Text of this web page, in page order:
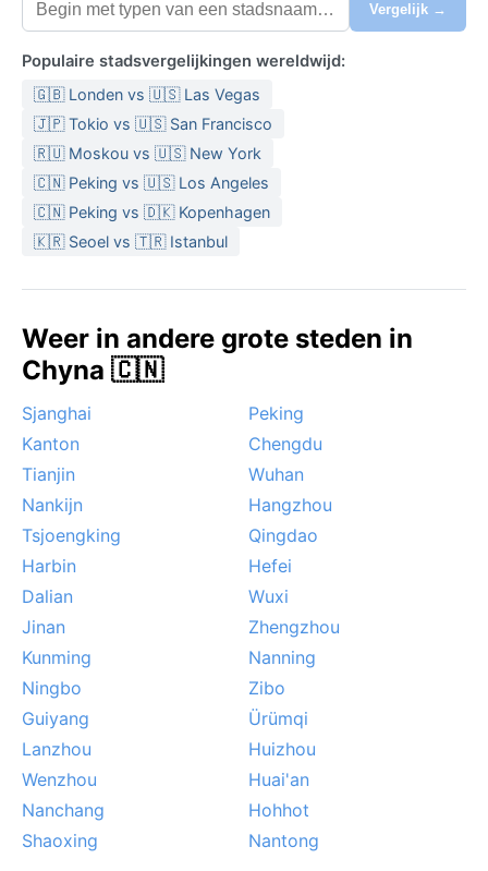
Vergelijk →
Populaire stadsvergelijkingen wereldwijd:
🇬🇧 Londen vs 🇺🇸 Las Vegas
🇯🇵 Tokio vs 🇺🇸 San Francisco
🇷🇺 Moskou vs 🇺🇸 New York
🇨🇳 Peking vs 🇺🇸 Los Angeles
🇨🇳 Peking vs 🇩🇰 Kopenhagen
🇰🇷 Seoel vs 🇹🇷 Istanbul
Weer in andere grote steden in
Chyna 🇨🇳
Sjanghai
Peking
Kanton
Chengdu
Tianjin
Wuhan
Nankijn
Hangzhou
Tsjoengking
Qingdao
Harbin
Hefei
Dalian
Wuxi
Jinan
Zhengzhou
Kunming
Nanning
Ningbo
Zibo
Guiyang
Ürümqi
Lanzhou
Huizhou
Wenzhou
Huai'an
Nanchang
Hohhot
Shaoxing
Nantong